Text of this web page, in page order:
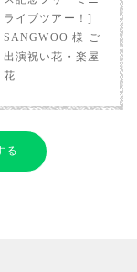
ライブツアー！]
SANGWOO 様 ご
出演祝い花・楽屋
花
る